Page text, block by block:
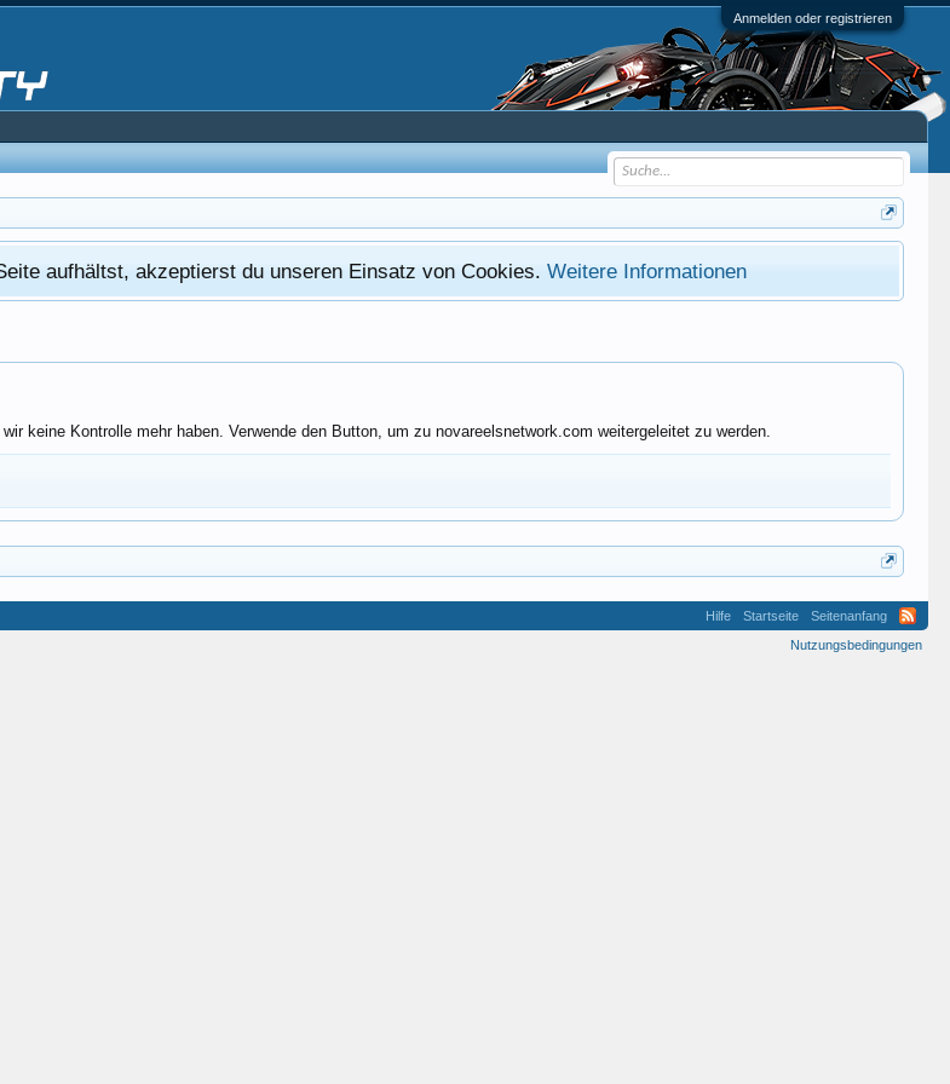
Anmelden oder registrieren
aufhältst, akzeptierst du unseren Einsatz von Cookies.Weitere Informationen
keine Kontrolle mehr haben. Verwende den Button, um zu novareelsnetwork.com weitergeleitet zu werden.
Hilfe Startseite
Seitenanfang
Nutzungsbedingungen